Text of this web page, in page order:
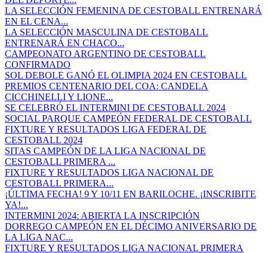
LA SELECCIÓN FEMENINA DE CESTOBALL ENTRENARÁ
EN EL CENA...
LA SELECCIÓN MASCULINA DE CESTOBALL
ENTRENARÁ EN CHACO...
CAMPEONATO ARGENTINO DE CESTOBALL
CONFIRMADO
SOL DEBOLE GANÓ EL OLIMPIA 2024 EN CESTOBALL
PREMIOS CENTENARIO DEL COA: CANDELA
CICCHINELLI Y LIONE...
SE CELEBRÓ EL INTERMINI DE CESTOBALL 2024
SOCIAL PARQUE CAMPEÓN FEDERAL DE CESTOBALL
FIXTURE Y RESULTADOS LIGA FEDERAL DE
CESTOBALL 2024
SITAS CAMPEÓN DE LA LIGA NACIONAL DE
CESTOBALL PRIMERA ...
FIXTURE Y RESULTADOS LIGA NACIONAL DE
CESTOBALL PRIMERA...
¡ÚLTIMA FECHA! 9 Y 10/11 EN BARILOCHE. ¡INSCRIBITE
YA!...
INTERMINI 2024: ABIERTA LA INSCRIPCIÓN
DORREGO CAMPEÓN EN EL DÉCIMO ANIVERSARIO DE
LA LIGA NAC...
FIXTURE Y RESULTADOS LIGA NACIONAL PRIMERA